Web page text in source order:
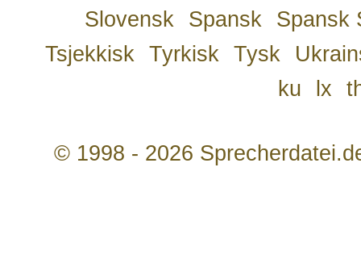
Slovensk
Spansk
Spansk
Tsjekkisk
Tyrkisk Tysk
ku
lx
© 1998 - 2026